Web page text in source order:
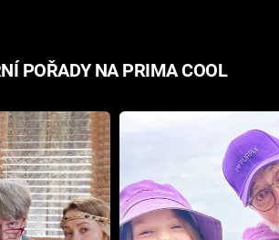
POŘADY NA PRIMA COOL